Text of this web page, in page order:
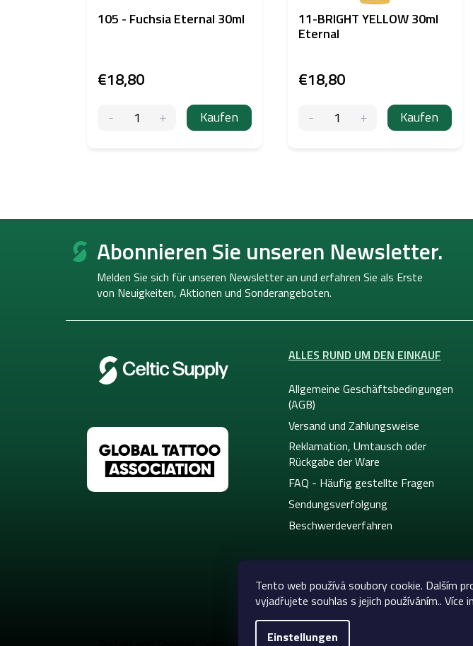
Tento web používá soubory cookie. Dalším
vyjadřujete souhlas s jejich používáním.. Více
Einstellungen
105 - Fuchsia Eternal 30ml
€18,80
Kaufen
11-BRIGHT YELLOW 30ml
Eternal
€18,80
Kaufen
F
Abonnieren Sie unseren Newsletter.
Melden Sie sich für unseren Newsletter an und erfahren Sie als Erste
von Neuigkeiten, Aktionen und Sonderangeboten.
ALLES RUND UM DEN EINKAUF
Allgemeine Geschäftsbedingungen
(AGB)
Versand und Zahlungsweise
Reklamation, Umtausch oder
Rückgabe der Ware
FAQ - Häufig gestellte Fragen
Sendungsverfolgung
Beschwerdeverfahren